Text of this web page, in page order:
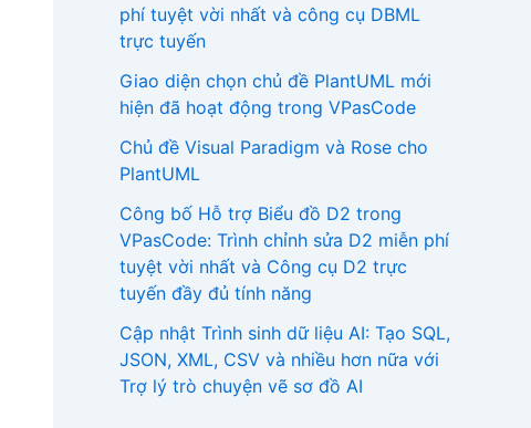
phí tuyệt vời nhất và công cụ DBML
trực tuyến
Giao diện chọn chủ đề PlantUML mới
hiện đã hoạt động trong VPasCode
Chủ đề Visual Paradigm và Rose cho
PlantUML
Công bố Hỗ trợ Biểu đồ D2 trong
VPasCode: Trình chỉnh sửa D2 miễn phí
tuyệt vời nhất và Công cụ D2 trực
tuyến đầy đủ tính năng
Cập nhật Trình sinh dữ liệu AI: Tạo SQL,
JSON, XML, CSV và nhiều hơn nữa với
Trợ lý trò chuyện vẽ sơ đồ AI